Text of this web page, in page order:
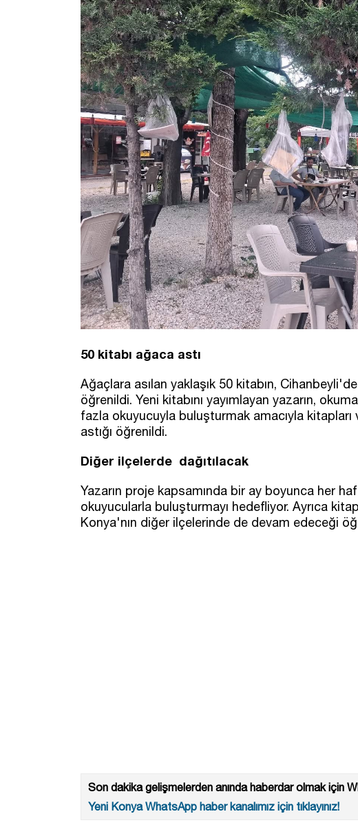
50 kitabı ağaca astı
Ağaçlara asılan yaklaşık 50 kitabın,
öğrenildi. Yeni kitabını yayımlayan yazarın,
fazla okuyucuyla buluşturmak amacıyla
astığı öğrenildi.
Diğer ilçelerde dağıtılacak
Yazarın proje kapsamında bir ay boyunca her
okuyucularla buluşturmayı hedefliyor. Ayrıca
Konya'nın diğer ilçelerinde de devam edeceği
Son dakika gelişmelerden anında haberdar olmak için
Yeni Konya WhatsApp haber kanalımız için tıklayınız!